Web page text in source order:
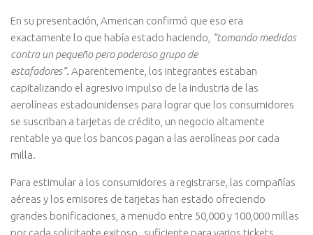
En su presentación, American confirmó que eso era
exactamente lo que había estado haciendo, “tomando medidas
contra un pequeño pero poderoso grupo de
estafadores”. Aparentemente, los integrantes estaban
capitalizando el agresivo impulso de la industria de las
aerolíneas estadounidenses para lograr que los consumidores
se suscriban a tarjetas de crédito, un negocio altamente
rentable ya que los bancos pagan a las aerolíneas por cada
milla.
Para estimular a los consumidores a registrarse, las compañías
aéreas y los emisores de tarjetas han estado ofreciendo
grandes bonificaciones, a menudo entre 50,000 y 100,000 millas
por cada solicitante exitoso , suficiente para varios tickets.